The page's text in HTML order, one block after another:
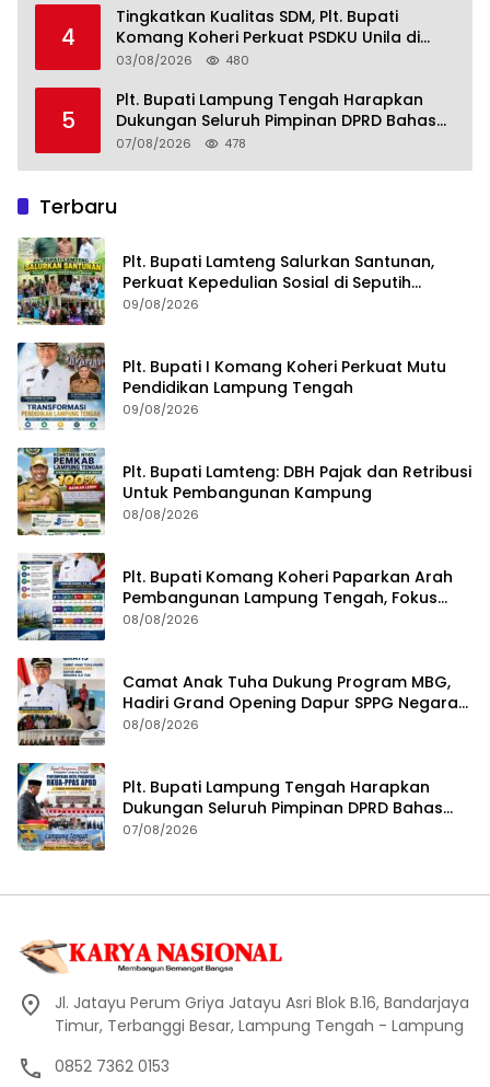
4
Tingkatkan Kualitas SDM, Plt. Bupati
Komang Koheri Perkuat PSDKU Unila di
Lampung Tengah
03/08/2026 480
5
Plt. Bupati Lampung Tengah Harapkan
Dukungan Seluruh Pimpinan DPRD Bahas
RKUA-PPAS APBD Tahun 2027
07/08/2026 478
Terbaru
Plt. Bupati Lamteng Salurkan Santunan,
Perkuat Kepedulian Sosial di Seputih
Mataram
09/08/2026
Plt. Bupati I Komang Koheri Perkuat Mutu
Pendidikan Lampung Tengah
09/08/2026
Plt. Bupati Lamteng: DBH Pajak dan Retribusi
Untuk Pembangunan Kampung
08/08/2026
Plt. Bupati Komang Koheri Paparkan Arah
Pembangunan Lampung Tengah, Fokus
pada SDM, Ekonomi, Infrastruktur dan
08/08/2026
Camat Anak Tuha Dukung Program MBG,
Hadiri Grand Opening Dapur SPPG Negara
Aji Tua Lampung Tengah
08/08/2026
Plt. Bupati Lampung Tengah Harapkan
Dukungan Seluruh Pimpinan DPRD Bahas
RKUA-PPAS APBD Tahun 2027
07/08/2026
Jl. Jatayu Perum Griya Jatayu Asri Blok B.16, Bandarjaya
Timur, Terbanggi Besar, Lampung Tengah - Lampung
0852 7362 0153